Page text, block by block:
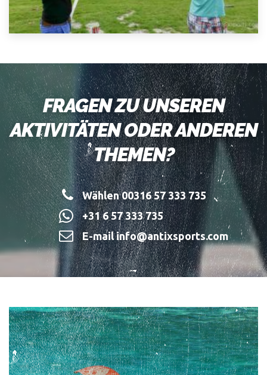
FRAGEN ZU UNSEREN
AKTIVITÄTEN ODER ANDEREN
THEMEN?
Wählen 00316 57 333 735
+31 6 57 333 735
E-mail info@antixsports.com